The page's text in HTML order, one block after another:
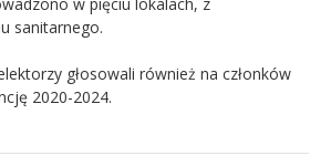
sanitarnego.
głosowali również na członków
2020-2024.